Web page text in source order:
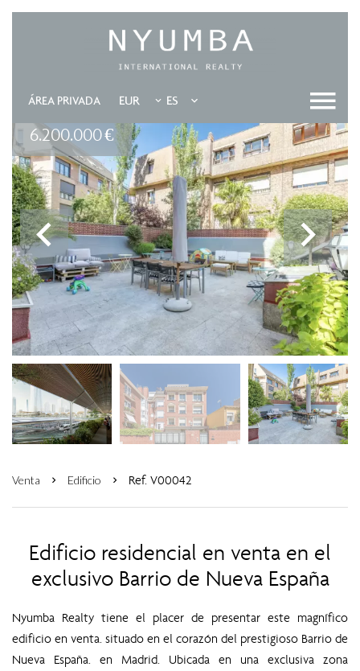
ÁREA PRIVADA EUR ES
6.200.000 €
Venta Edificio Ref. V00042
Edificio residencial en venta en el
exclusivo Barrio de Nueva España
Nyumba Realty tiene el placer de presentar este magnífico
edificio en venta. situado en el corazón del prestigioso Barrio de
Nueva España. en Madrid. Ubicada en una exclusiva zona